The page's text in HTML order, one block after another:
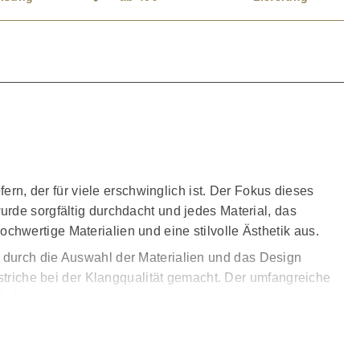
der für viele erschwinglich ist. Der Fokus dieses
sorgfältig durchdacht und jedes Material, das
Materialien und eine stilvolle Ästhetik aus.
die Auswahl der Materialien und das Design
bei der Klangqualität gemacht. Der umfangreiche